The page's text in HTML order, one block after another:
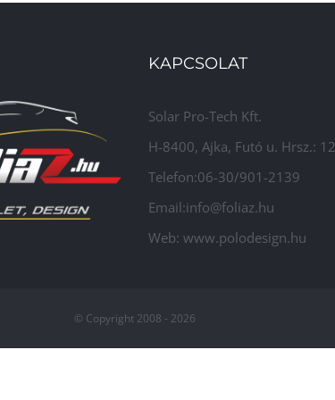
KAPCSOLAT
Solar Pro-Tech Kft.
H-8400, Ajka, Futó u. Hrsz.:
Telefon:06-30/901-2139
Email:info@foliaz.hu
Web: www.polodesign.hu
© Copyright 2008 - 2026